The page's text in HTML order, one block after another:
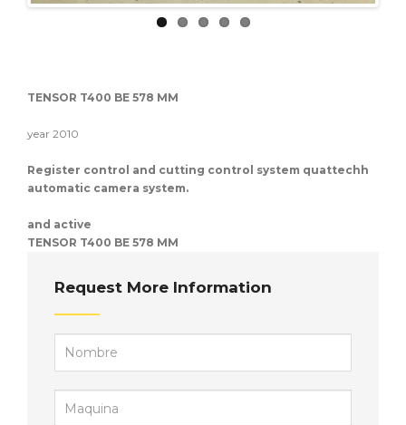
TENSOR T400 BE 578 MM
year 2010
Register control and cutting control system quattechh
automatic camera system.
and active
TENSOR T400 BE 578 MM
Request More Information